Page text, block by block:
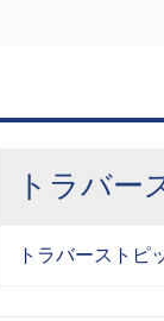
トラバー
トラバーストピ